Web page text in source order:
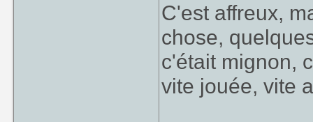
C'est affreux,
chose,
c'était mignon,
vite jouée, vite